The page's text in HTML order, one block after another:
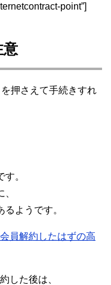
point”]
意
押さえて手続きすれ
。
るようです。
員解約したはずの高
した後は、